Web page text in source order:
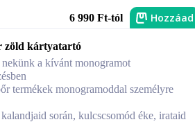
6 990 Ft-tól Hozzáad
zöld kártyatartó
a kívánt monogramot
termékek monogramoddal személyre
során, kulcscsomód éke, irataid